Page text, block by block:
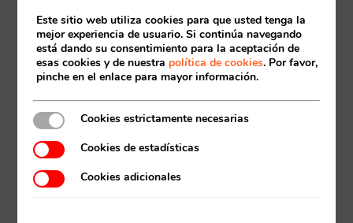
Acceso socios
Este sitio web utiliza cookies para que usted tenga la
mejor experiencia de usuario. Si continúa navegando
está dando su consentimiento para la aceptación de
esas cookies y de nuestra política de cookies. Por favor,
pinche en el enlace para mayor información.
Cookies estrictamente necesarias
Cookies de estadísticas
Cookies adicionales